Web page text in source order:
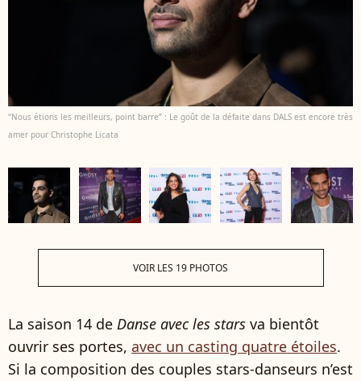
“Nous étions les meilleurs, point barre” : Le goût de la défaite dans DALS est encore très
amer pour Christophe Licata
VOIR LES 19 PHOTOS
La saison 14 de Danse avec les stars va bientôt
ouvrir ses portes, avec un casting quatre étoiles.
Si la composition des couples stars-danseurs n’est